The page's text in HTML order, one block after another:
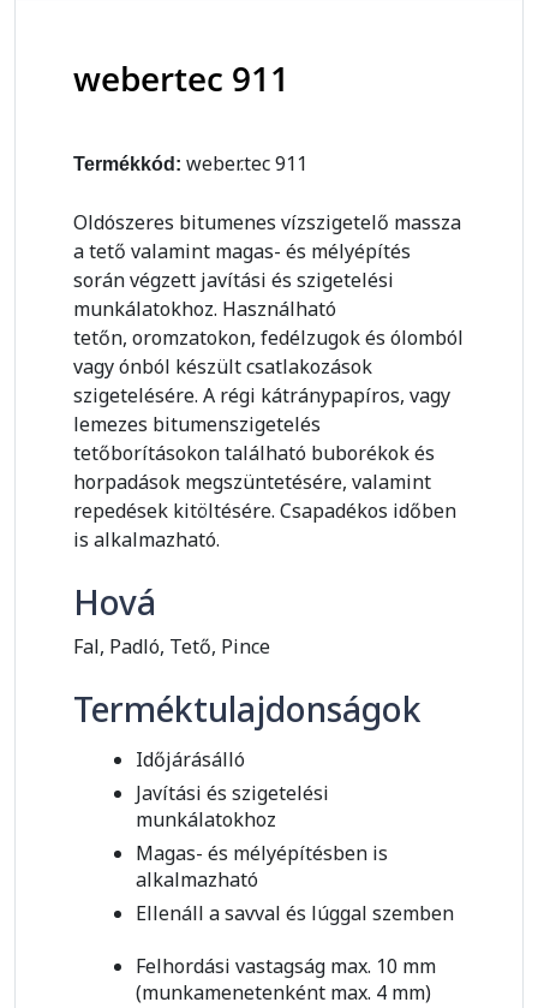
webertec 911
Termékkód: weber.tec 911
Oldószeres bitumenes vízszigetelő massza
a tető valamint magas- és mélyépítés
során végzett javítási és szigetelési
munkálatokhoz. Használható
tetőn, oromzatokon, fedélzugok és ólomból
vagy ónból készült csatlakozások
szigetelésére. A régi kátránypapíros, vagy
lemezes bitumenszigetelés
tetőborításokon található buborékok és
horpadások megszüntetésére, valamint
repedések kitöltésére. Csapadékos időben
is alkalmazható.
Hová
Fal, Padló, Tető, Pince
Terméktulajdonságok
Időjárásálló
Javítási és szigetelési
munkálatokhoz
Magas- és mélyépítésben is
alkalmazható
Ellenáll a savval és lúggal szemben
Felhordási vastagság max. 10 mm
(munkamenetenként max. 4 mm)